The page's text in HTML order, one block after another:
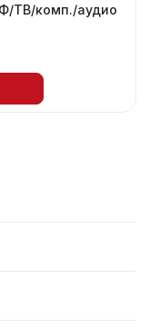
ТВ/комп./аудио